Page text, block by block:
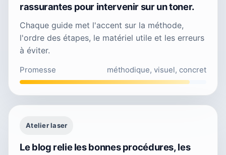
rassurantes pour intervenir sur un toner.
Chaque guide met l'accent sur la méthode,
l'ordre des étapes, le matériel utile et les erreurs
à éviter.
Promesse méthodique, visuel, concret
Atelier laser
Le blog relie les bonnes procédures, les